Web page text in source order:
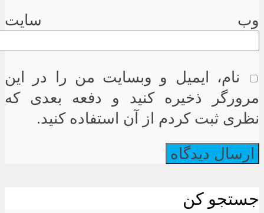
وب سایت
نام، ایمیل و وبسایت من را در این
مرورگر ذخیره کنید و دفعه بعدی که
نظری ثبت کردم از آن استفاده کنید.
جستجو کن